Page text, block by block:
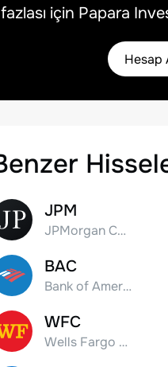
fazlası için Papara
Hesap
JPM
JPMorgan Chase & Co.
BAC
Bank of America Corporation
WFC
Wells Fargo & Co.